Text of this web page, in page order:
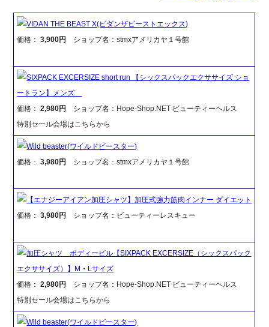
VIDAN THE BEAST X(ビダンザビーストエックス)
価格：3,900円 ショップ名：stmxアメリカヤ１号館
SIXPACK EXCERSIZE short run 【シックスパックエクササイズ ショ
ートラン】メンズ
価格：2,980円
ショップ名：Hope-Shop.NET ビューティーヘルス
特別セール会場はこちらから
Wild beaster(ワイルドビースター)
価格：3,980円 ショップ名：stmxアメリカヤ１号館
【エナジーアイアン加圧シャツ】加圧式強力筋肉インナー ダイエット
価格：3,980円 ショップ名：ビューティーレスキュー
加圧シャツ ボディービル【SIXPACK EXCERSIZE（シックスパック
エクササイズ）】M・Lサイズ
価格：2,980円
ショップ名：Hope-Shop.NET ビューティーヘルス
特別セール会場はこちらから
Wild beaster(ワイルドビースター)